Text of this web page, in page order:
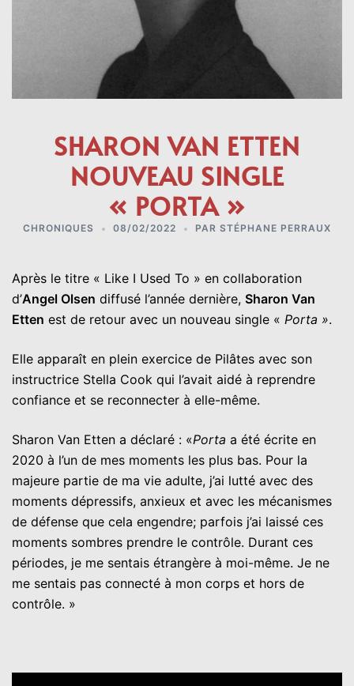
SHARON VAN ETTEN
NOUVEAU SINGLE
« PORTA »
CHRONIQUES 08/02/2022 PAR STÉPHANE PERRAUX
Après le titre « Like I Used To » en collaboration
d’Angel Olsen diffusé l’année dernière, Sharon Van
Etten est de retour avec un nouveau single « Porta ».
Elle apparaît en plein exercice de Pilâtes avec son
instructrice Stella Cook qui l’avait aidé à reprendre
confiance et se reconnecter à elle-même.
Sharon Van Etten a déclaré : «Porta a été écrite en
2020 à l’un de mes moments les plus bas. Pour la
majeure partie de ma vie adulte, j’ai lutté avec des
moments dépressifs, anxieux et avec les mécanismes
de défense que cela engendre; parfois j’ai laissé ces
moments sombres prendre le contrôle. Durant ces
périodes, je me sentais étrangère à moi-même. Je ne
me sentais pas connecté à mon corps et hors de
contrôle. »